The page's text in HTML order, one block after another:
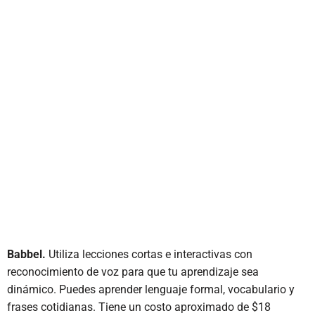
Babbel. Utiliza lecciones cortas e interactivas con
reconocimiento de voz para que tu aprendizaje sea
dinámico. Puedes aprender lenguaje formal, vocabulario y
frases cotidianas. Tiene un costo aproximado de $18